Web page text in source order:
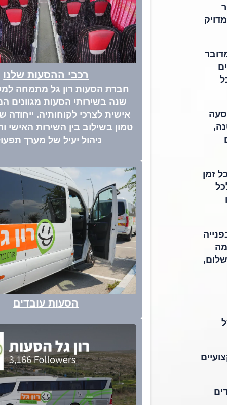
זמן
של
רכבי ההסעות שלנו
שנה בשירותי הסעות מגוונים
אישית לצרכי לקוחותיה.
טמון בשילוב בין השירות האישי
ניהול יעיל של מערך
הסעות עובדים